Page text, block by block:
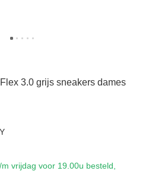
3.0 grijs sneakers dames
vrijdag voor 19.00u besteld,